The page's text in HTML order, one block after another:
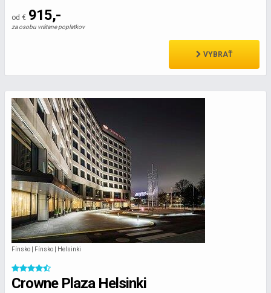
od € 915,-
za osobu vrátane poplatkov
VYBRAŤ
Fínsko | Fínsko | Helsinki
Crowne Plaza Helsinki